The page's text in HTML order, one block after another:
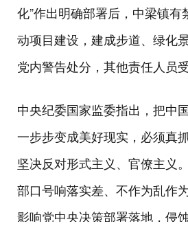
化”作出明确部署后，中梁镇有
动项目建设，建成步道、绿化
党内警告处分，其他责任人员
中央纪委国家监委指出，把中
一步步变成美好现实，必须真
坚决反对形式主义、官僚主义
部口号响落实差、不作为乱作
影响党中央决策部署落地，侵